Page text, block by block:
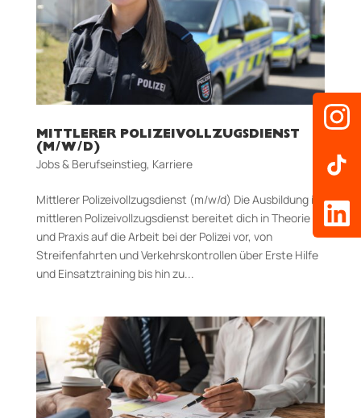
MITTLERER POLIZEIVOLLZUGSDIENST
(M/W/D)
Jobs & Berufseinstieg, Karriere
Mittlerer Polizeivollzugsdienst (m/w/d) Die Ausbildung im
mittleren Polizeivollzugsdienst bereitet dich in Theorie
und Praxis auf die Arbeit bei der Polizei vor, von
Streifenfahrten und Verkehrskontrollen über Erste Hilfe
und Einsatztraining bis hin zu...